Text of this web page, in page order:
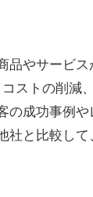
品やサービス
ストの削減
の成功事例
社と比較し